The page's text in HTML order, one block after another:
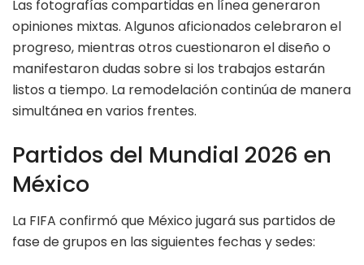
Las fotografías compartidas en línea generaron
opiniones mixtas. Algunos aficionados celebraron el
progreso, mientras otros cuestionaron el diseño o
manifestaron dudas sobre si los trabajos estarán
listos a tiempo. La remodelación continúa de manera
simultánea en varios frentes.
Partidos del Mundial 2026 en
México
La FIFA confirmó que México jugará sus partidos de
fase de grupos en las siguientes fechas y sedes: